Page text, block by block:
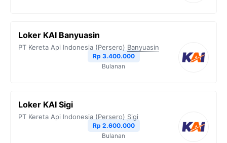
Loker KAI Banyuasin
PT Kereta Api Indonesia (Persero) Banyuasin
Rp 3.400.000
Bulanan
Loker KAI Sigi
PT Kereta Api Indonesia (Persero) Sigi
Rp 2.600.000
Bulanan